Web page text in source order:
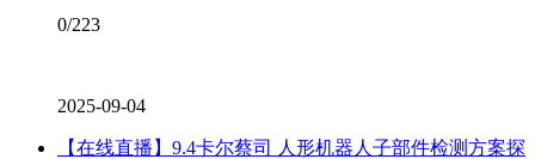
0/223
2025-09-04
【在线直播】9.4卡尔蔡司 人形机器人子部件检测方案探